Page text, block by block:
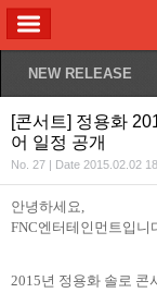
NEW RELEASE
[콘서트] 정용화
어 일정 공개
No. 27 | Date 2015.02.02
안녕하세요,
FNC엔터테인먼트입니
2015년 정용화 솔로 콘